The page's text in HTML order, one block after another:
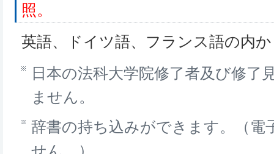
照。
英語、ドイツ語、フランス語の内
日本の法科大学院修了者及び修了
ません。
辞書の持ち込みができます。（電